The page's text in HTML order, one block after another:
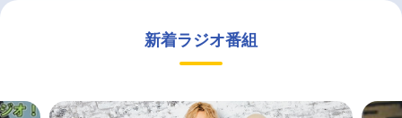
新着ラジオ番組